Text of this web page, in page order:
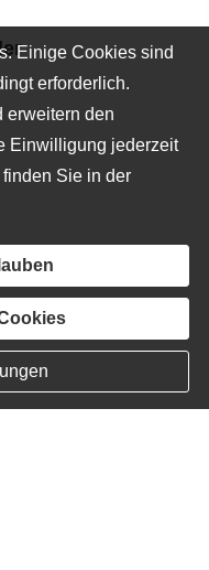
Einige Cookies sind
erforderlich.
erweitern den
Einwilligung jederzeit
Sie in der